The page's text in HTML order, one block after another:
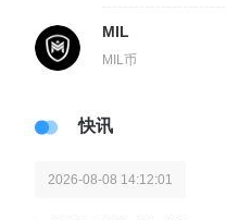
MIL
MIL币
快讯
2026-08-08 14:12:01